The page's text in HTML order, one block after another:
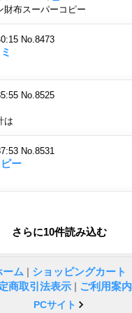
布スーパーコピー
No.8473
No.8525
は
No.8531
ー
さらに10件読み込む
ーム | ショッピングカート
商取引法表示 | ご利用案内
PCサイト